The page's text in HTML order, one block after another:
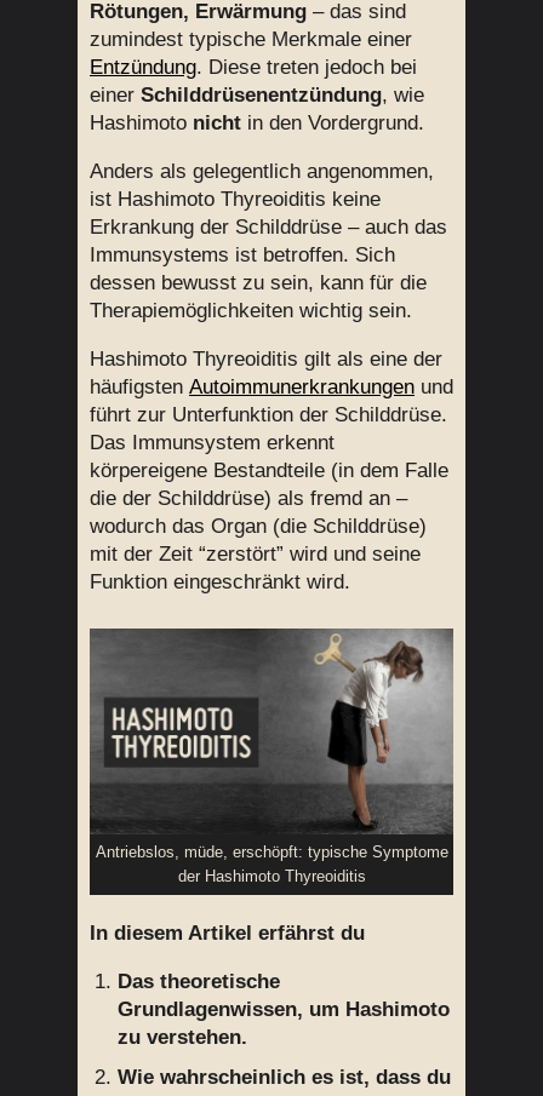
Rötungen, Erwärmung – das sind
zumindest typische Merkmale einer
Entzündung. Diese treten jedoch bei
einer Schilddrüsenentzündung, wie
Hashimoto nicht in den Vordergrund.
Anders als gelegentlich angenommen,
ist Hashimoto Thyreoiditis keine
Erkrankung der Schilddrüse – auch das
Immunsystems ist betroffen. Sich
dessen bewusst zu sein, kann für die
Therapiemöglichkeiten wichtig sein.
Hashimoto Thyreoiditis gilt als eine der
häufigsten Autoimmunerkrankungen und
führt zur Unterfunktion der Schilddrüse.
Das Immunsystem erkennt
körpereigene Bestandteile (in dem Falle
die der Schilddrüse) als fremd an –
wodurch das Organ (die Schilddrüse)
mit der Zeit “zerstört” wird und seine
Funktion eingeschränkt wird.
Antriebslos, müde, erschöpft: typische Symptome
der Hashimoto Thyreoiditis
In diesem Artikel erfährst du
Das theoretische
Grundlagenwissen, um Hashimoto
zu verstehen.
Wie wahrscheinlich es ist, dass du